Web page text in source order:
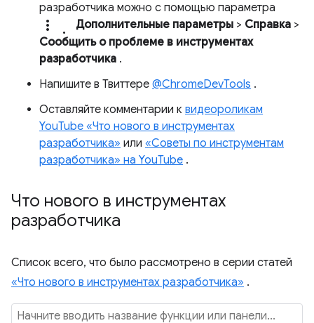
разработчика можно с помощью параметра
more_vert. Дополнительные параметры > Справка >
Сообщить о проблеме в инструментах
разработчика .
Напишите в Твиттере @ChromeDevTools .
Оставляйте комментарии к видеороликам
YouTube «Что нового в инструментах
разработчика» или «Советы по инструментам
разработчика» на YouTube .
Что нового в инструментах
разработчика
Список всего, что было рассмотрено в серии статей
«Что нового в инструментах разработчика» .